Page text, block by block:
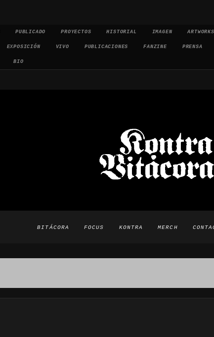
PUBLICADO PROYECTOS HISTORIAL IMAGEN ARTWORKS
EXPOSICIÓN VIVO PUBLICACIONES FANZINE PRENSA
BIO
BITÁCORA FOCUS KONTRA MERCH